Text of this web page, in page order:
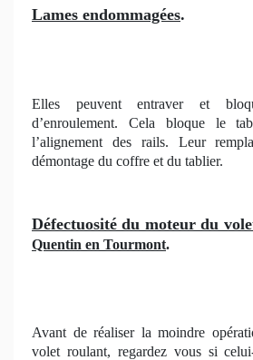
Lames endommagées.
Elles peuvent entraver et
d’enroulement. Cela bloque le
l’alignement des rails. Leur
démontage du coffre et du tablier.
Défectuosité du moteur du
Quentin en Tourmont.
Avant de réaliser la moindre
volet roulant, regardez vous si